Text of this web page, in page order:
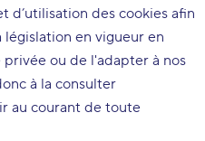
des cookies afin
en vigueur en
ou de l'adapter à nos
à la consulter
au courant de toute